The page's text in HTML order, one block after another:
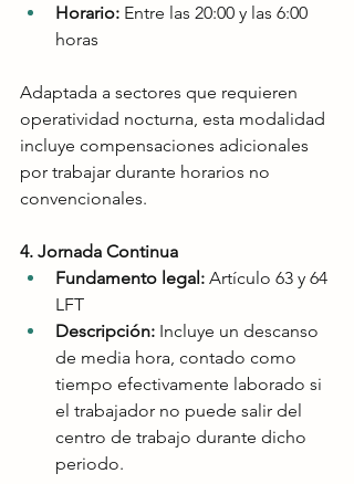
Horario: Entre las 20:00 y las 6:00
horas
Adaptada a sectores que requieren
operatividad nocturna, esta modalidad
incluye compensaciones adicionales
por trabajar durante horarios no
convencionales.
4. Jornada Continua
Fundamento legal: Artículo 63 y 64
LFT
Descripción: Incluye un descanso
de media hora, contado como
tiempo efectivamente laborado si
el trabajador no puede salir del
centro de trabajo durante dicho
periodo.